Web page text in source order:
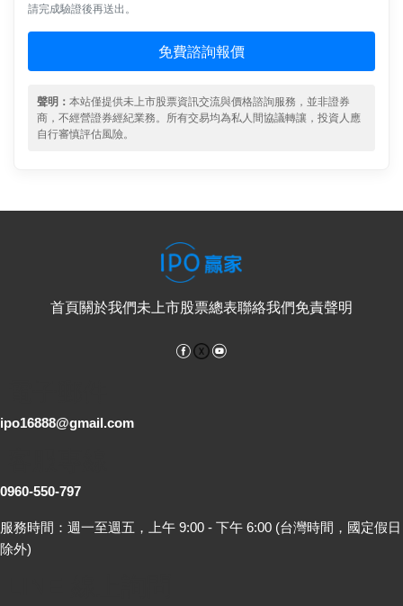
請完成驗證後再送出。
免費諮詢報價
聲明： 本站僅提供未上市股票資訊交流與價格諮詢服務，並非證券
商，不經營證券經紀業務。所有交易均為私人間協議轉讓，投資人應
自行審慎評估風險。
首頁關於我們未上市股票總表聯絡我們免責聲明
Facebook
ipo16888@gmail.com
0960-550-797
服務時間：週一至週五，上午 9:00 - 下午 6:00 (台灣時間，國定假日
除外)